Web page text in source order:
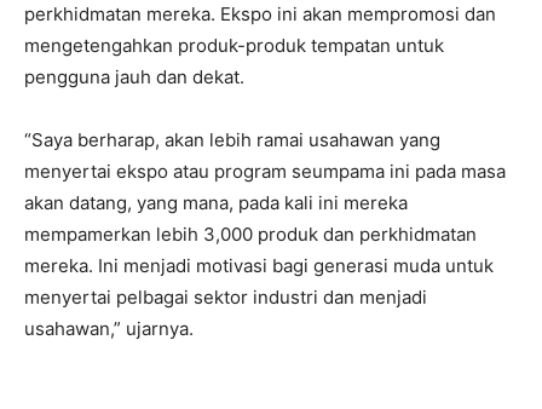
perkhidmatan mereka. Ekspo ini akan mempromosi dan
mengetengahkan produk-produk tempatan untuk
pengguna jauh dan dekat.
“Saya berharap, akan lebih ramai usahawan yang
menyertai ekspo atau program seumpama ini pada masa
akan datang, yang mana, pada kali ini mereka
mempamerkan lebih 3,000 produk dan perkhidmatan
mereka. Ini menjadi motivasi bagi generasi muda untuk
menyertai pelbagai sektor industri dan menjadi
usahawan,” ujarnya.